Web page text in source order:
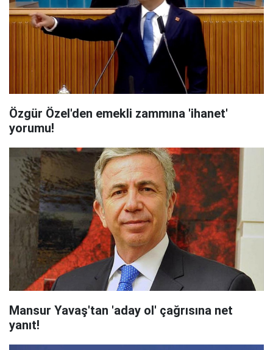
Özgür Özel'den emekli zammına 'ihanet'
yorumu!
Mansur Yavaş'tan 'aday ol' çağrısına net
yanıt!